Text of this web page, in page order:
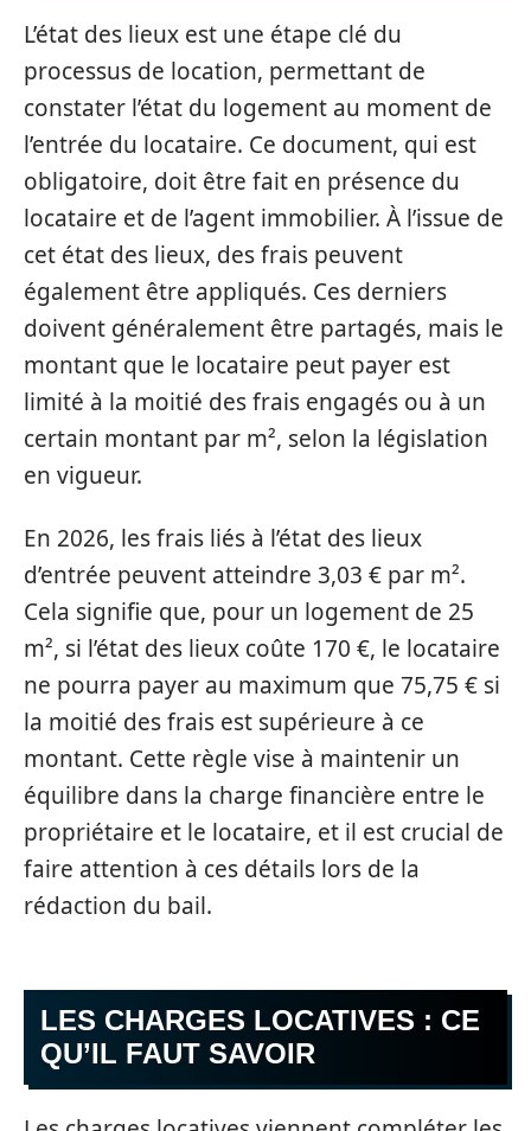
L’état des lieux est une étape clé du
processus de location, permettant de
constater l’état du logement au moment de
l’entrée du locataire. Ce document, qui est
obligatoire, doit être fait en présence du
locataire et de l’agent immobilier. À l’issue de
cet état des lieux, des frais peuvent
également être appliqués. Ces derniers
doivent généralement être partagés, mais le
montant que le locataire peut payer est
limité à la moitié des frais engagés ou à un
certain montant par m², selon la législation
en vigueur.
En 2026, les frais liés à l’état des lieux
d’entrée peuvent atteindre 3,03 € par m².
Cela signifie que, pour un logement de 25
m², si l’état des lieux coûte 170 €, le locataire
ne pourra payer au maximum que 75,75 € si
la moitié des frais est supérieure à ce
montant. Cette règle vise à maintenir un
équilibre dans la charge financière entre le
propriétaire et le locataire, et il est crucial de
faire attention à ces détails lors de la
rédaction du bail.
LES CHARGES LOCATIVES : CE
QU’IL FAUT SAVOIR